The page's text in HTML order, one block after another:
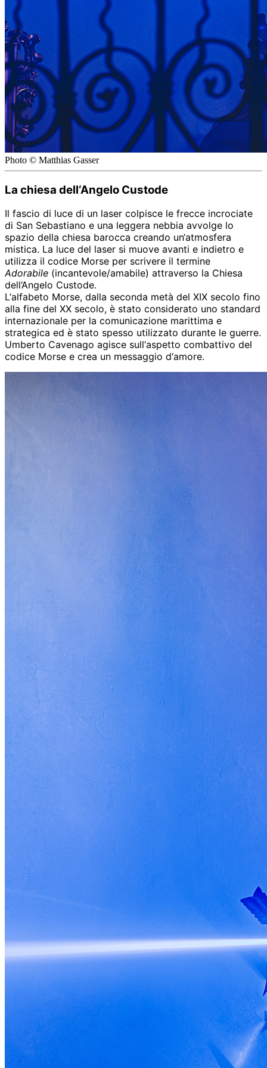
Photo © Matthias Gasser
La chiesa dell‘Angelo Custode
Il fascio di luce di un laser colpisce le frecce incrociate
di San Sebastiano e una leggera nebbia avvolge lo
spazio della chiesa barocca creando un‘atmosfera
mistica. La luce del laser si muove avanti e indietro e
utilizza il codice Morse per scrivere il termine
Adorabile (incantevole/amabile) attraverso la Chiesa
dell‘Angelo Custode.
L‘alfabeto Morse, dalla seconda metà del XIX secolo fino
alla fine del XX secolo, è stato considerato uno standard
internazionale per la comunicazione marittima e
strategica ed è stato spesso utilizzato durante le guerre.
Umberto Cavenago agisce sull‘aspetto combattivo del
codice Morse e crea un messaggio d‘amore.